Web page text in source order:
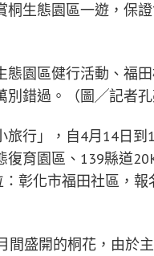
生態園區一遊，保
園區健行活動、福
別錯過。（圖╱記者孔
旅行」，自4月14日
復育園區、139縣道
彰化市福田社區，報
盛開的桐花，由於